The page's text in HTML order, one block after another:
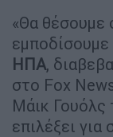
«Θα θέσουμε
εμποδίσουμε
ΗΠΑ,
στο Fox
Μάικ Γουόλς
επιλέξει